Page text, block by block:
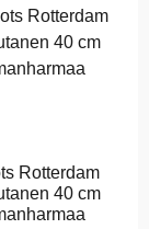
Rotterdam
40 cm